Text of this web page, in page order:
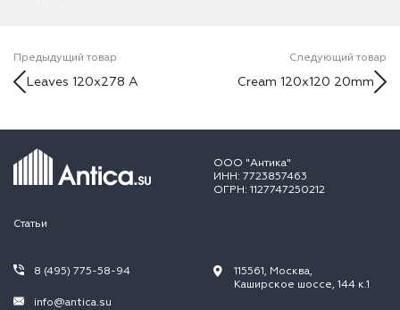
Предыдущий товар
Leaves 120x278 A
Следующий товар
Cream 120x120 20mm
ООО "Антика"
ИНН: 7723857463
ОГРН: 1127747250212
Статьи
8 (495) 775-58-94
info@antica.su
115561, Москва,
Каширское шоссе, 144 к.1